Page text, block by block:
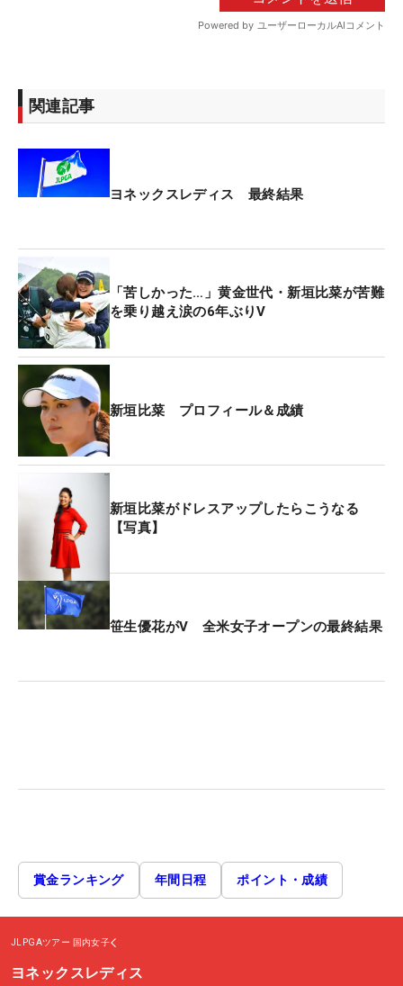
関連記事
ヨネックスレディス 最終結果
「苦しかった…」黄金世代・新垣比菜が苦難
を乗り越え涙の6年ぶりV
新垣比菜 プロフィール＆成績
新垣比菜がドレスアップしたらこうなる
【写真】
笹生優花がV 全米女子オープンの最終結果
賞金ランキング 年間日程 ポイント・成績
JLPGAツアー 国内女子
ヨネックスレディス